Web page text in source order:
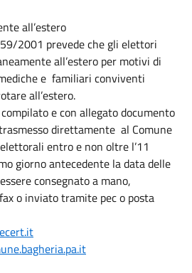
all’estero
2001 prevede che gli elettori
all’estero per motivi di
e familiari conviventi
all’estero.
e con allegato documento
direttamente al Comune
entro e non oltre l’11
giorno antecedente la data delle
consegnato a mano,
o inviato tramite pec o posta